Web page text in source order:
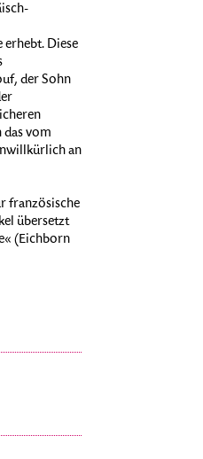
erhebt. Diese
der Sohn
das vom
an
französische
übersetzt
(Eichborn